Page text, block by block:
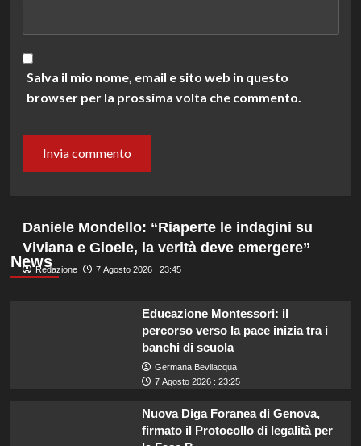
Salva il mio nome, email e sito web in questo
browser per la prossima volta che commento.
News
Daniele Mondello: “Riaperte le indagini su
Viviana e Gioele, la verità deve emergere”
Redazione 7 Agosto 2026 : 23:45
Educazione Montessori: il
percorso verso la pace inizia tra i
banchi di scuola
Germana Bevilacqua
7 Agosto 2026 : 23:25
Nuova Diga Foranea di Genova,
firmato il Protocollo di legalità per